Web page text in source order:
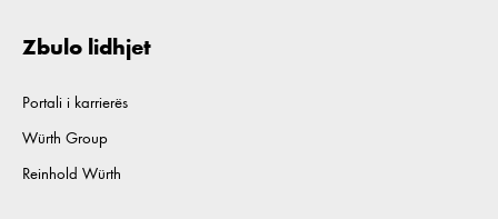
Zbulo lidhjet
Portali i karrierës
Würth Group
Reinhold Würth